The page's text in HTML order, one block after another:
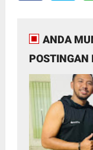
ANDA
POSTINGAN